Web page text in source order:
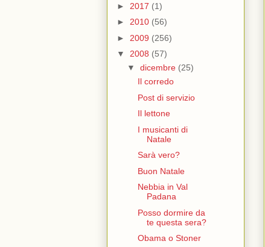
► 2017 (1)
► 2010 (56)
► 2009 (256)
▼ 2008 (57)
▼ dicembre (25)
Il corredo
Post di servizio
Il lettone
I musicanti di
Natale
Sarà vero?
Buon Natale
Nebbia in Val
Padana
Posso dormire da
te questa sera?
Obama o Stoner